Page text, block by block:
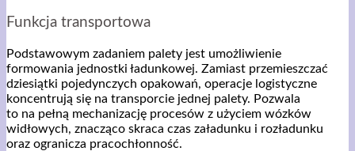
Funkcja transportowa
Podstawowym zadaniem palety jest umożliwienie
formowania jednostki ładunkowej. Zamiast przemieszczać
dziesiątki pojedynczych opakowań, operacje logistyczne
koncentrują się na transporcie jednej palety. Pozwala
to na pełną mechanizację procesów z użyciem wózków
widłowych, znacząco skraca czas załadunku i rozładunku
oraz ogranicza pracochłonność.